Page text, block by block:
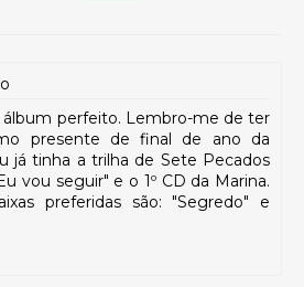
álbum perfeito. Lembro-me de ter
presente de final de ano da
já tinha a trilha de Sete Pecados
vou seguir" e o 1º CD da Marina.
preferidas são: "Segredo" e